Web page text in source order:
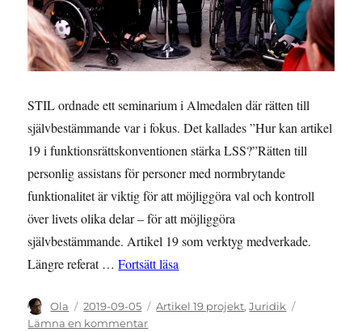
STIL ordnade ett seminarium i Almedalen där rätten till
självbestämmande var i fokus. Det kallades ”Hur kan artikel
19 i funktionsrättskonventionen stärka LSS?”Rätten till
personlig assistans för personer med normbrytande
funktionalitet är viktig för att möjliggöra val och kontroll
över livets olika delar – för att möjliggöra
självbestämmande. Artikel 19 som verktyg medverkade.
Längre referat …Fortsätt läsa
Författare
Ola
Publicerat
den
2019-09-05 Kategorier
Artikel 19 projekt,Juridik
Lämna en kommentartill